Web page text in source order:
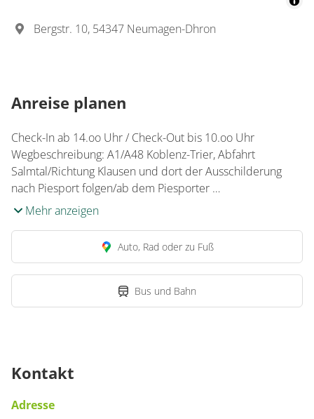
Wohnung
Details anzeigen
Details anzeigen für Appartement/Fewo,
Wohnung
Appartement/Fewo
72 m²
Bergstr. 10, 54347 Neumagen-Dhron
Anreise planen
Check-In ab 14.oo Uhr / Check-Out bis 10.oo Uhr
Wegbeschreibung: A1/A48 Koblenz-Trier, Abfahrt
Salmtal/Richtung Klausen und dort der Ausschilderung
nach Piesport folgen/ab dem Piesporter …
Mehr anzeigen
Auto, Rad oder zu Fuß
Bus und Bahn
Kontakt
Adresse